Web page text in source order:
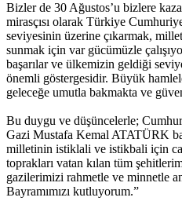
Bizler de 30 Ağustos’u bizlere
mirasçısı olarak Türkiye
seviyesinin üzerine çıkarmak,
sunmak için var gücümüzle
başarılar ve ülkemizin geldiği
önemli göstergesidir. Büyük
geleceğe umutla bakmakta ve
Bu duygu ve düşüncelerle;
Gazi Mustafa Kemal ATATÜRK
milletinin istiklali ve istikbali için
toprakları vatan kılan tüm
gazilerimizi rahmetle ve minnetle
Bayramımızı kutluyorum.”